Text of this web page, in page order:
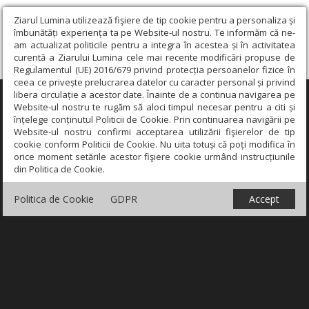
Ziarul Lumina utilizează fişiere de tip cookie pentru a personaliza și
îmbunătăți experiența ta pe Website-ul nostru. Te informăm că ne-
am actualizat politicile pentru a integra în acestea și în activitatea
curentă a Ziarului Lumina cele mai recente modificări propuse de
Regulamentul (UE) 2016/679 privind protecția persoanelor fizice în
ceea ce privește prelucrarea datelor cu caracter personal și privind
libera circulație a acestor date. Înainte de a continua navigarea pe
Website-ul nostru te rugăm să aloci timpul necesar pentru a citi și
înțelege conținutul Politicii de Cookie. Prin continuarea navigării pe
Website-ul nostru confirmi acceptarea utilizării fişierelor de tip
cookie conform Politicii de Cookie. Nu uita totuși că poți modifica în
orice moment setările acestor fişiere cookie urmând instrucțiunile
din Politica de Cookie.
Politica de Cookie GDPR Accept
×